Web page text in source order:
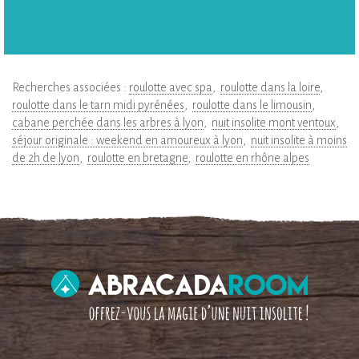
Recherches associées : roulotte avec spa
roulotte dans la loire
roulotte dans le tarn midi pyrénées
roulotte dans le limousin
cabane perchée dans les arbres à lyon
nuit insolite mont ventoux
séjour originale : weekend en amoureux à lyon
nuit insolite à moins
de 2h de lyon
roulotte en bretagne roulotte en rhône alpes